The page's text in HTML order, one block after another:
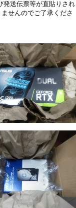
発送伝票等が直貼りされ
せんのでご了承くださ